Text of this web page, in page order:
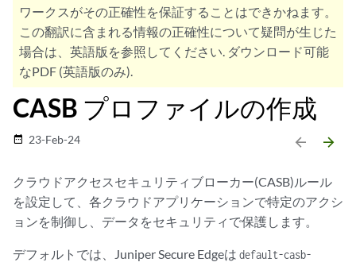
ワークスがその正確性を保証することはできかねます。
この翻訳に含まれる情報の正確性について疑問が生じた
場合は、英語版を参照してください. ダウンロード可能
なPDF (英語版のみ).
CASB プロファイルの作成
date_range 23-Feb-24 arrow_backward arrow_forward
クラウドアクセスセキュリティブローカー(CASB)ルール
を設定して、各クラウドアプリケーションで特定のアクシ
ョンを制御し、データをセキュリティで保護します。
デフォルトでは、Juniper Secure Edgeは default-casb-